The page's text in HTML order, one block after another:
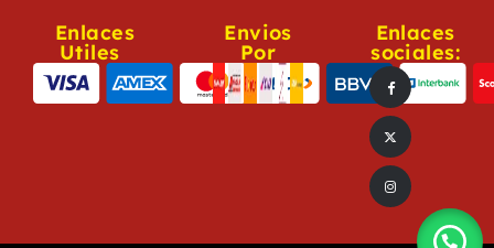
Enlaces
Utiles
Envios
Por
Enlaces
sociales: